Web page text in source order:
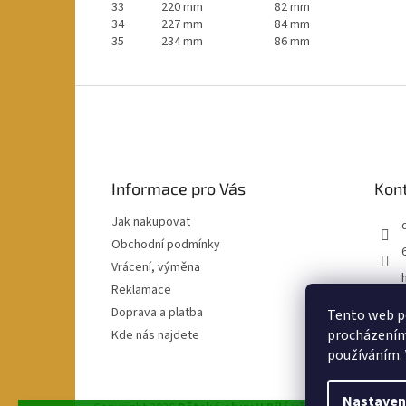
Tento web
33
220 mm 82 mm
34
227 mm 84 mm
35
234 mm 86 mm
Informace pro Vás
Jak nakupovat
Obchodní podmínky
Vrácení, výměna
Reklamace
Doprava a platba
Kde nás najdete